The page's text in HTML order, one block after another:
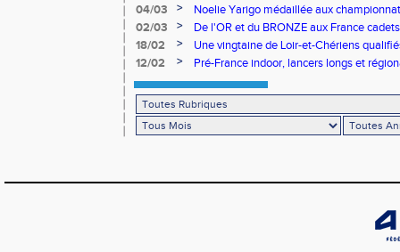
04/03
>
Noelie Yarigo médaillée aux
02/03
>
De l'OR et du BRONZE aux France
18/02
>
Une vingtaine de Loir-et-Chériens
12/02
> Pré-France indoor, lancers longs et